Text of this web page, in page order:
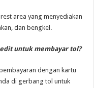
area yang menyediakan
dan bengkel.
untuk membayar tol?
dengan kartu
di gerbang tol untuk